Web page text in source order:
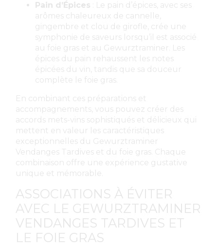
Pain d’Épices : Le pain d’épices, avec ses
arômes chaleureux de cannelle,
gingembre et clou de girofle, crée une
symphonie de saveurs lorsqu’il est associé
au foie gras et au Gewurztraminer. Les
épices du pain rehaussent les notes
épicées du vin, tandis que sa douceur
complète le foie gras.
En combinant ces préparations et
accompagnements, vous pouvez créer des
accords mets-vins sophistiqués et délicieux qui
mettent en valeur les caractéristiques
exceptionnelles du Gewurztraminer
Vendanges Tardives et du foie gras. Chaque
combinaison offre une expérience gustative
unique et mémorable.
ASSOCIATIONS À ÉVITER
AVEC LE GEWURZTRAMINER
VENDANGES TARDIVES ET
LE FOIE GRAS